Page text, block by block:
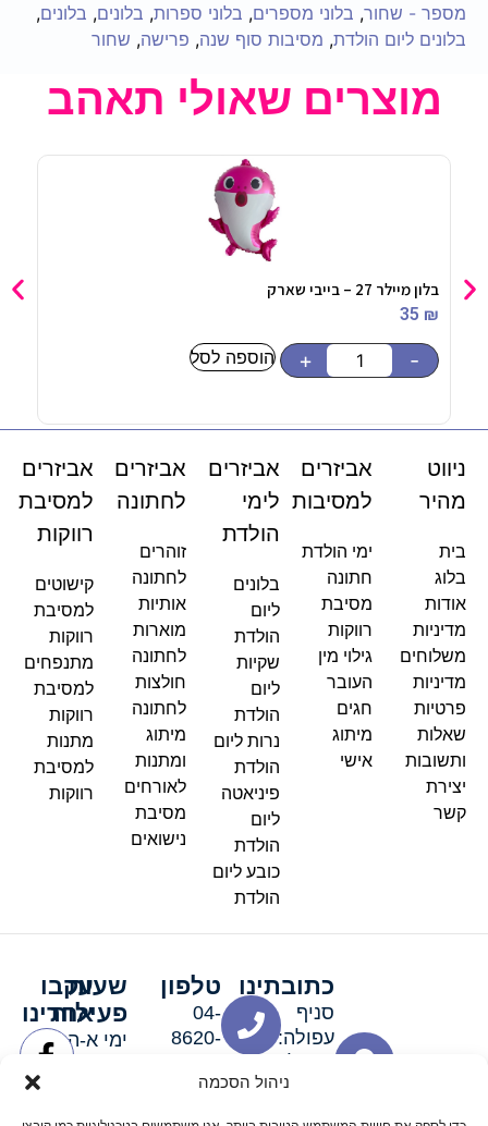
ניהול הסכמה
מספר - שחור, בלוני מספרים, בלוני ספרות, בלונים, בלונים,
בלונים ליום הולדת, מסיבות סוף שנה, פרישה, שחור
מוצרים שאולי תאהב
בלון מיילר 27 – בייבי שארק
35 ₪
-
+ הוספה לסל
צלחת
ניווט
מהיר
בית
בלוג
אודות
מדיניות
משלוחים
מדיניות
פרטיות
שאלות
ותשובות
יצירת
קשר
אביזרים
למסיבות
ימי הולדת
חתונה
מסיבת
רווקות
גילוי מין
העובר
חגים
מיתוג
אישי
אביזרים
לימי
הולדת
בלונים
ליום
הולדת
שקיות
ליום
הולדת
נרות ליום
הולדת
פיניאטה
ליום
הולדת
כובע ליום
הולדת
אביזרים
לחתונה
זוהרים
לחתונה
אותיות
מוארות
לחתונה
חולצות
לחתונה
מיתוג
ומתנות
לאורחים
מסיבת
נישואים
אביזרים
למסיבת
רווקות
קישוטים
למסיבת
רווקות
מתנפחים
למסיבת
רווקות
מתנות
למסיבת
רווקות
כתובתינו
סניף
עפולה:
סניף מגדל
טלפון
04-
8620-
שעות
פעילות
ימי א-ה:
ימי שישי
עקבו
אחרינו